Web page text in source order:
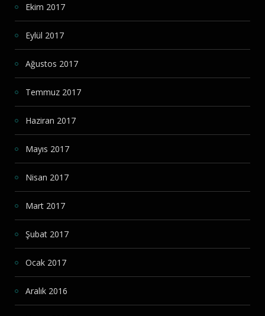
Ekim 2017
Eylül 2017
Ağustos 2017
Temmuz 2017
Haziran 2017
Mayıs 2017
Nisan 2017
Mart 2017
Şubat 2017
Ocak 2017
Aralık 2016